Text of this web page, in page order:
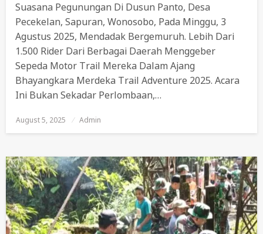
Suasana Pegunungan Di Dusun Panto, Desa
Pecekelan, Sapuran, Wonosobo, Pada Minggu, 3
Agustus 2025, Mendadak Bergemuruh. Lebih Dari
1.500 Rider Dari Berbagai Daerah Menggeber
Sepeda Motor Trail Mereka Dalam Ajang
Bhayangkara Merdeka Trail Adventure 2025. Acara
Ini Bukan Sekadar Perlombaan,…
Posted
On
August 5, 2025 Admin